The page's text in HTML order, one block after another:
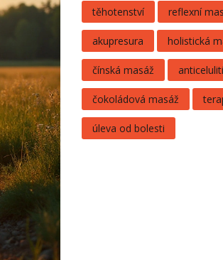
těhotenství reflexní
akupresura holistická
čínská masáž
čokoládová masáž
úleva od bolesti